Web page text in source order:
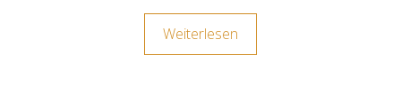
Weiterlesen